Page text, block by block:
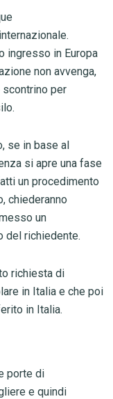
ingresso in Europa
non avvenga,
per
se in base al
si apre una fase
un procedimento
chiederanno
un
del richiedente.
richiesta di
in Italia e che poi
in Italia.
porte di
e quindi